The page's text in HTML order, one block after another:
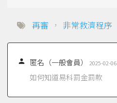
再審 ， 非常救濟程序
 匿名（一般會員） 2025-02-
如何知道易科罰金罰款